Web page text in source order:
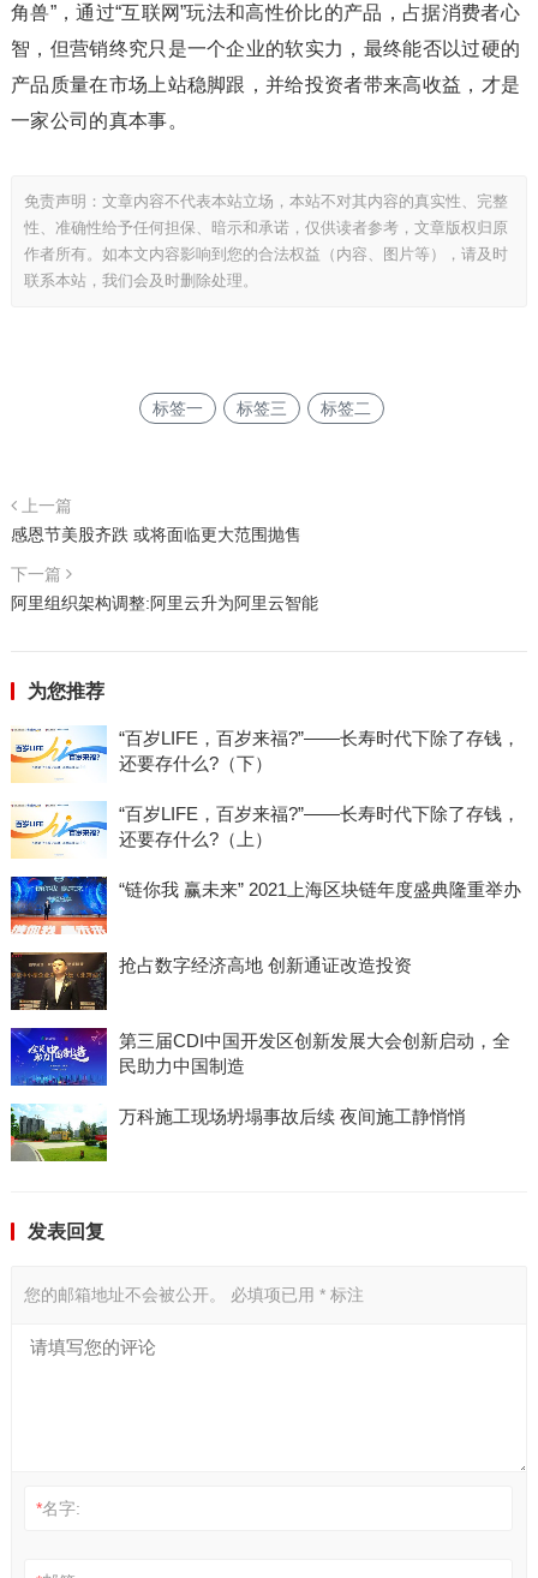
角兽”，通过“互联网”玩法和高性价比的产品，占据消费者心
智，但营销终究只是一个企业的软实力，最终能否以过硬的
产品质量在市场上站稳脚跟，并给投资者带来高收益，才是
一家公司的真本事。
免责声明：文章内容不代表本站立场，本站不对其内容的真实性、完整
性、准确性给予任何担保、暗示和承诺，仅供读者参考，文章版权归原
作者所有。如本文内容影响到您的合法权益（内容、图片等），请及时
联系本站，我们会及时删除处理。
标签一 标签三 标签二
上一篇
感恩节美股齐跌 或将面临更大范围抛售
下一篇
阿里组织架构调整:阿里云升为阿里云智能
为您推荐
“百岁LIFE，百岁来福?”——长寿时代下除了存钱，
还要存什么?（下）
“百岁LIFE，百岁来福?”——长寿时代下除了存钱，
还要存什么?（上）
“链你我 赢未来” 2021上海区块链年度盛典隆重举办
抢占数字经济高地 创新通证改造投资
第三届CDI中国开发区创新发展大会创新启动，全
民助力中国制造
万科施工现场坍塌事故后续 夜间施工静悄悄
发表回复
您的邮箱地址不会被公开。 必填项已用 *标注
*名字: